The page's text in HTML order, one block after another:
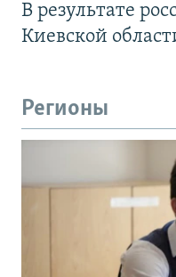
В результате
Киевской
Регионы